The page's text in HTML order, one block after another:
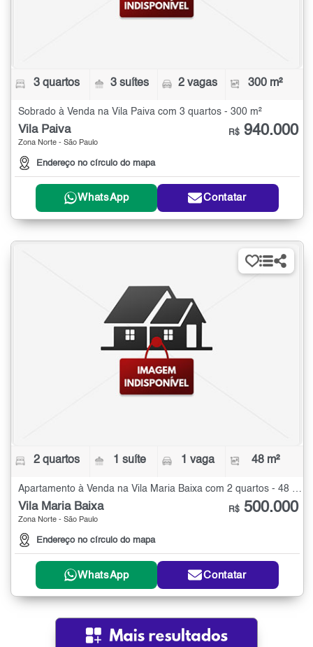
3 quartos 3 suítes 2 vagas 300 m²
Sobrado à Venda na Vila Paiva com 3 quartos - 300 m²
Vila Paiva
Zona Norte - São Paulo
Endereço no círculo do mapa
R$ 940.000
WhatsApp Contatar
2 quartos 1 suíte 1 vaga 48 m²
Apartamento à Venda na Vila Maria Baixa com 2 quartos - 48 m²
Vila Maria Baixa
Zona Norte - São Paulo
Endereço no círculo do mapa
R$ 500.000
WhatsApp Contatar